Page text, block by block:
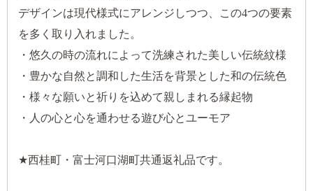
デザインは現代様式にアレンジしつつ、この4つの要素
を多く取り入れました。
・悠久の時の流れによって洗練された美しい伝統紋様
・豊かな自然と調和した生活を背景とした和の伝統色
・様々な願いと祈りを込めて親しまれる縁起物
・人の心と心を通わせる遊び心とユーモア
★西桂町・富士河口湖町共通返礼品です。